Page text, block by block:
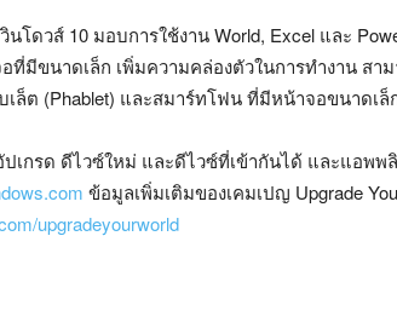
นโดวส์ 10 มอบการใช้งาน World, Excel และ
ที่มีขนาดเล็ก เพิ่มความคล่องตัวในการทำงาน สา
ล็ต (Phablet) และสมาร์ทโฟน ที่มีหน้าจอขนาดเล็
เกรด ดีไวซ์ใหม่ และดีไวซ์ที่เข้ากันได้ และแอพพ
ข้อมูลเพิ่มเติมของเคมเปญ Upgrade
upgradeyourworld